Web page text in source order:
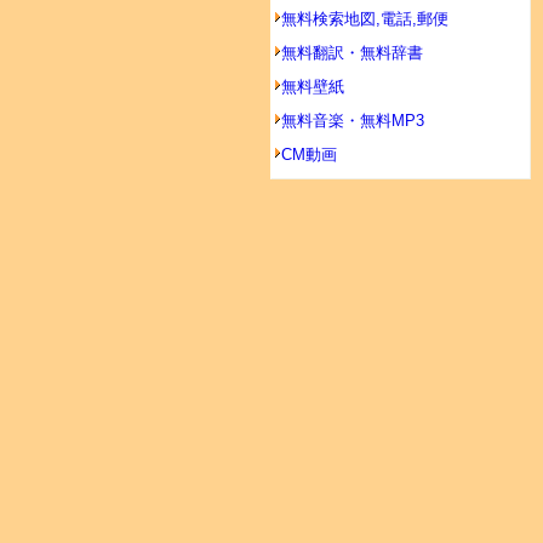
無料検索地図,電話,郵便
無料翻訳・無料辞書
無料壁紙
無料音楽・無料MP3
CM動画